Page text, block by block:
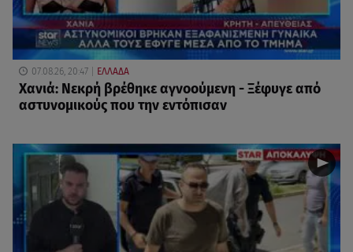
07.08.26, 20:47 ΕΛΛΑΔΑ
Χανιά: Νεκρή βρέθηκε αγνοούμενη - Ξέφυγε από
αστυνομικούς που την εντόπισαν